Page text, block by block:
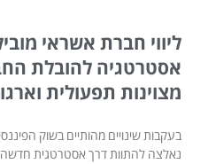
ליווי חברת אשראי
אסטרטגיה להובלת
מצוינות תפעולית
בעקבות שינויים מהותיים בשוק
נאלצה להתוות דרך אסטרטגית